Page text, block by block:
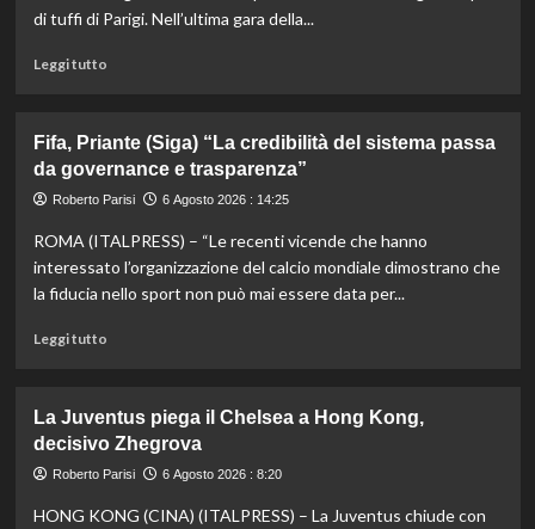
di
set
di tuffi di Parigi. Nell’ultima gara della...
Leggi tuttoLeggi
Storico
en
plein
Pellacani
agli
Europei
arriva
nel
sincro
Pizzini
Fifa, Priante (Siga) “La credibilità del sistema passa
da governance e trasparenza”
Roberto Parisi 6 Agosto 2026 : 14:25
ROMA (ITALPRESS) – “Le recenti vicende che hanno
interessato l’organizzazione del calcio mondiale dimostrano che
la fiducia nello sport non può mai essere data per...
Leggi tuttoLeggi
Fifa,
Priante
(Siga)
credibilità
La Juventus piega il Chelsea a Hong Kong,
decisivo Zhegrova
Roberto Parisi 6 Agosto 2026 : 8:20
HONG KONG (CINA) (ITALPRESS) – La Juventus chiude con